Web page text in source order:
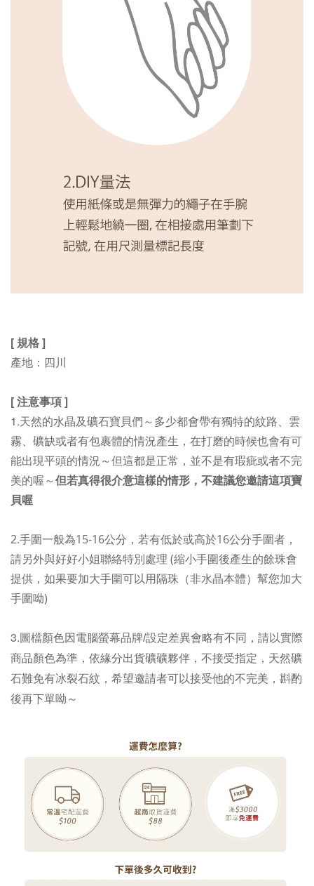
[ 規格 ]
產地：四川
[ 注意事項 ]
1.天然的水晶及礦石寶貝們～多少都會帶有獨特的紋路、雲
霧、礦缺或者有包裹體的情況產生，在打磨的時候也會有可
能出現平頭的情況～但這都是正常，並不是有瑕疵或者不完
美的喔～但若真得很介意這樣的情形，不建議您邀請這項寶
貝喔
2.手圍一般為15-16公分，若有低於或高於16公分手圍者，
請另外與好好小姐聯絡特別處理 (縮小手圍後產生的餘珠會
提供， 如果要加大手圍可以用隔珠（非水晶本體）幫您加大
手圍呦)
3.圖檔顏色因電腦螢幕品牌/設定差異會略有不同，請以實際
商品顏色為準，依緣分出貨礦礦夥伴，不接受指定，天然礦
石難免有冰裂石紋，希望邀請者可以接受他的不完美，斟酌
後再下單呦～